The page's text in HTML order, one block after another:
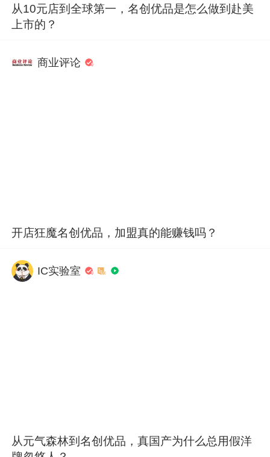
从10元店到全球第一，名创优品是怎么做到赴美
上市的？
商业评论
开店狂魔名创优品，加盟真的能赚钱吗？
IC实验室
从元气森林到名创优品，真国产为什么总用假洋